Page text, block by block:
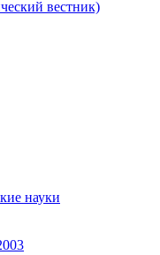
вестник)
науки